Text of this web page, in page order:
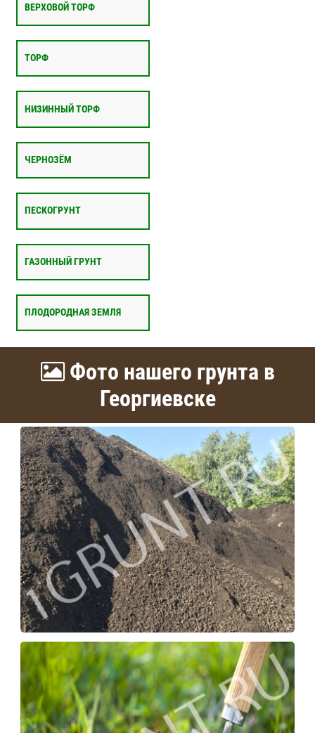
ВЕРХОВОЙ ТОРФ
ТОРФ
НИЗИННЫЙ ТОРФ
ЧЕРНОЗЁМ
ПЕСКОГРУНТ
ГАЗОННЫЙ ГРУНТ
ПЛОДОРОДНАЯ ЗЕМЛЯ
Фото нашего грунта в
Георгиевске